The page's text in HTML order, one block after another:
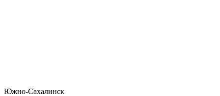
Южно-Сахалинск